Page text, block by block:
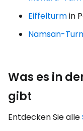
Eiffelturmin
Namsan-
Was es in
gibt
Entdecken Sie alle